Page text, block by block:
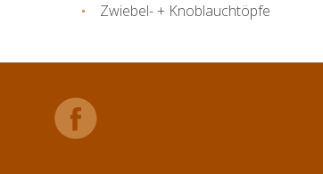
Zwiebel- + Knoblauchtöpfe